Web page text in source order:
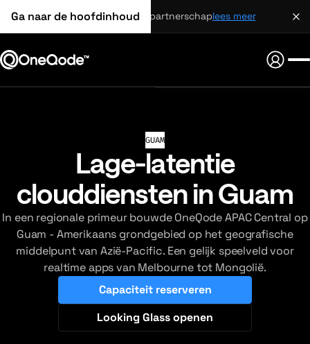
Ga naar de hoofdinhoudstrategisch partnerschaplees meer
GUAM
Lage-latentie
clouddiensten in Guam
In een regionale primeur bouwde OneQode APAC Central op
Guam - Amerikaans grondgebied op het geografische
middelpunt van Azië-Pacific. Een gelijk speelveld voor
realtime apps van Melbourne tot Mongolië.
Capaciteit reserveren
Looking Glass openen